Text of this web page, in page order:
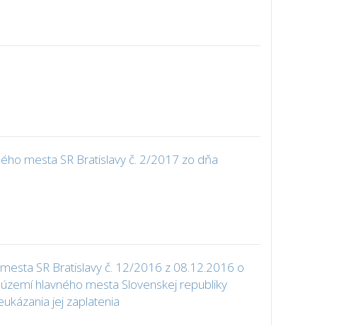
mesta SR Bratislavy č. 2/2017 zo dňa
SR Bratislavy č. 12/2016 z 08.12.2016 o
hlavného mesta Slovenskej republiky
jej zaplatenia